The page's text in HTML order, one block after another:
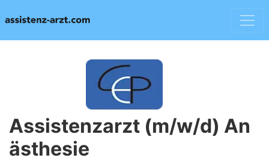
Assistenzarzt (m/w/d) An
ästhesie